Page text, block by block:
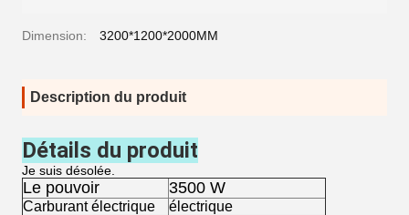
Dimension: 3200*1200*2000MM
Description du produit
Détails du produit
Je suis désolée.
Le pouvoir 3500 W
Carburant électrique
électrique